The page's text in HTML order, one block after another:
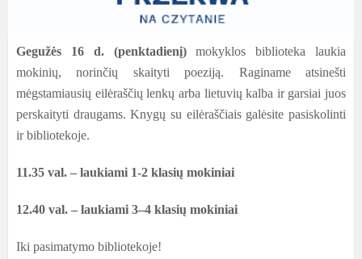
Gegužės 16 d. (penktadienį)mokyklos biblioteka laukia
mokinių, norinčių skaityti poeziją.
Raginame atsinešti
mėgstamiausių eilėraščių lenkų arba lietuvių kalba ir garsiai juos
perskaityti draugams. Knygų su eilėraščiais galėsite pasiskolinti
ir bibliotekoje.
11.35 val. – laukiami 1-2 klasių mokiniai
12.40 val. – laukiami 3–4 klasių mokiniai
Iki pasimatymo bibliotekoje!